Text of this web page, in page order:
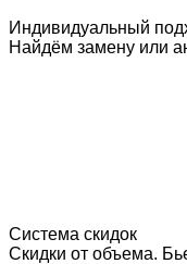
Индивидуальный
Найдём замену или
Система скидок
Скидки от объема.